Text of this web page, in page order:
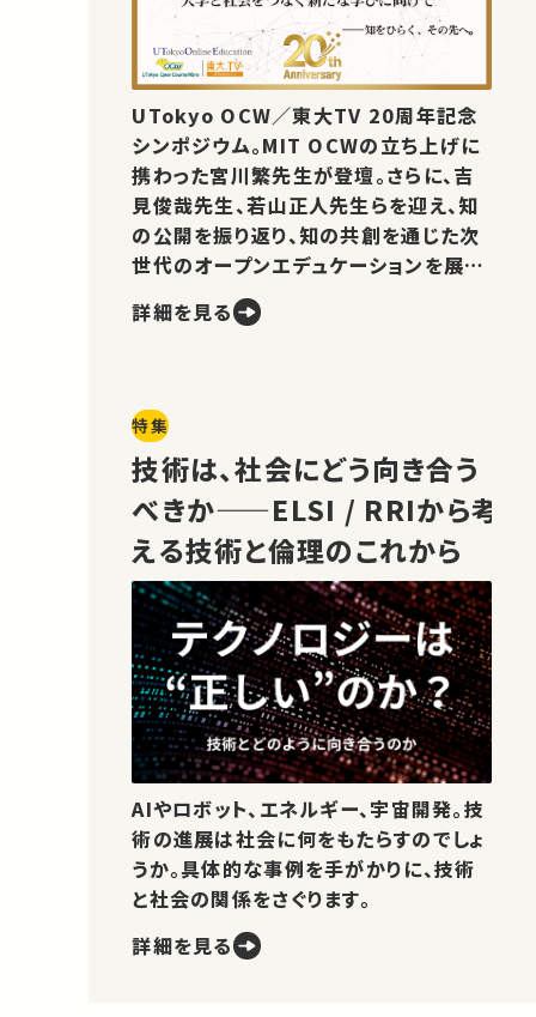
UTokyo OCW／東大TV 20周年記念
シンポジウム。MIT OCWの立ち上げに
携わった宮川繁先生が登壇。さらに、吉
見俊哉先生、若山正人先生らを迎え、知
の公開を振り返り、知の共創を通じた次
世代のオープンエデュケーションを展望
詳細を見る
特集
技術は、社会にどう向き合う
べきか——ELSI / RRIから考
える技術と倫理のこれから
AIやロボット、エネルギー、宇宙開発。技
術の進展は社会に何をもたらすのでしょ
うか。具体的な事例を手がかりに、技術
と社会の関係をさぐります。
詳細を見る